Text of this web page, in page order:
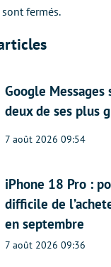
fermés.
Google Messages
deux de ses plus
7 août 2026 09:54
iPhone 18 Pro :
difficile de
en septembre
7 août 2026 09:36